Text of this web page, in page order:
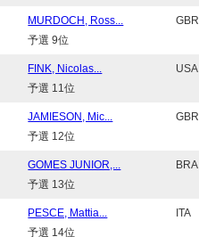
MURDOCH, Ross...
予選 9位
GBR
FINK, Nicolas...
予選 11位
USA
JAMIESON, Mic...
予選 12位
GBR
GOMES JUNIOR,...
予選 13位
BRA
PESCE, Mattia...
予選 14位
ITA